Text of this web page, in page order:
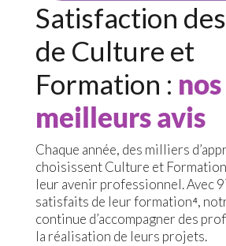
Satisfaction
de Culture et
Formation : nos
meilleurs avis
Chaque année, des milliers
choisissent Culture et
leur avenir professionnel. Avec
satisfaits de leur formation⁴,
continue d’accompagner des
la réalisation de leurs projets.